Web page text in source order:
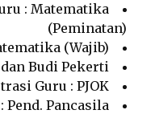
: Matematika
(Peminatan)
(Wajib)
Budi Pekerti
Guru : PJOK
Pancasila